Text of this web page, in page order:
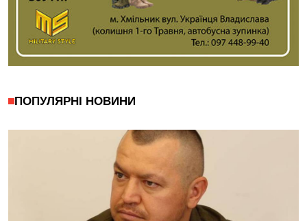
ПОПУЛЯРНІ НОВИНИ